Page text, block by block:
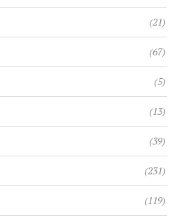
(21)
(67)
(5)
(13)
(39)
(231)
(119)